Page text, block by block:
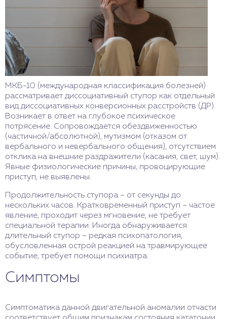
МКБ-10 (международная классификация болезней)
рассматривает диссоциативный ступор как отдельный
вид диссоциативных конверсионных расстройств (ДР).
Возникает в ответ на глубокое психическое
потрясение. Сопровождается обездвиженностью
(частичной/абсолютной), мутизмом (отказом от
вербального и невербального общения), отсутствием
отклика на внешние раздражители (касания, свет, шум).
Явные физиологические причины, провоцирующие
приступ, не выявлены.
Продолжительность ступора – от секунды до
нескольких часов. Кратковременный приступ – частое
явление, проходит через мгновение, не требует
специальной терапии. Иногда обнаруживается
длительный ступор – редкая психопатология,
обусловленная острой реакцией на травмирующее
событие, требует помощи психиатра.
Симптомы
Симптоматика данной двигательной аномалии отчасти